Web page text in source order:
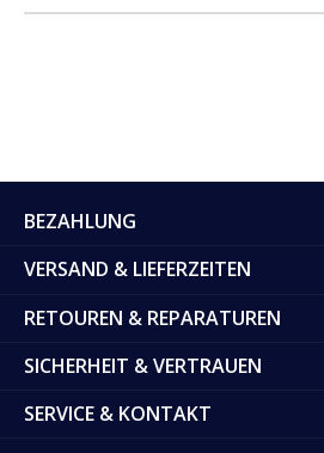
BEZAHLUNG
VERSAND & LIEFERZEITEN
RETOUREN & REPARATUREN
SICHERHEIT & VERTRAUEN
SERVICE & KONTAKT